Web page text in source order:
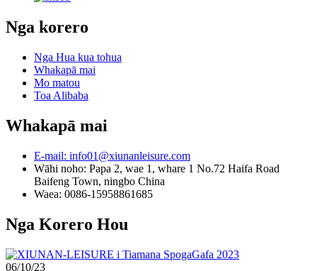
Nga korero
Nga Hua kua tohua
Whakapā mai
Mo matou
Toa Alibaba
Whakapā mai
E-mail: info01@xiunanleisure.com
Wāhi noho: Papa 2, wae 1, whare 1 No.72 Haifa Road
Baifeng Town, ningbo China
Waea: 0086-15958861685
Nga Korero Hou
06/10/23